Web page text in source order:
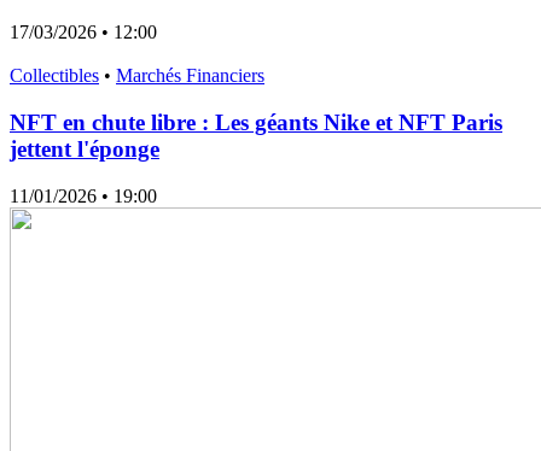
17/03/2026 • 12:00
Collectibles • Marchés Financiers
NFT en chute libre : Les géants Nike et NFT Paris
jettent l'éponge
11/01/2026 • 19:00